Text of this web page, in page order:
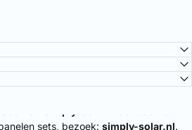
sets, bezoek: simply-solar.nl.